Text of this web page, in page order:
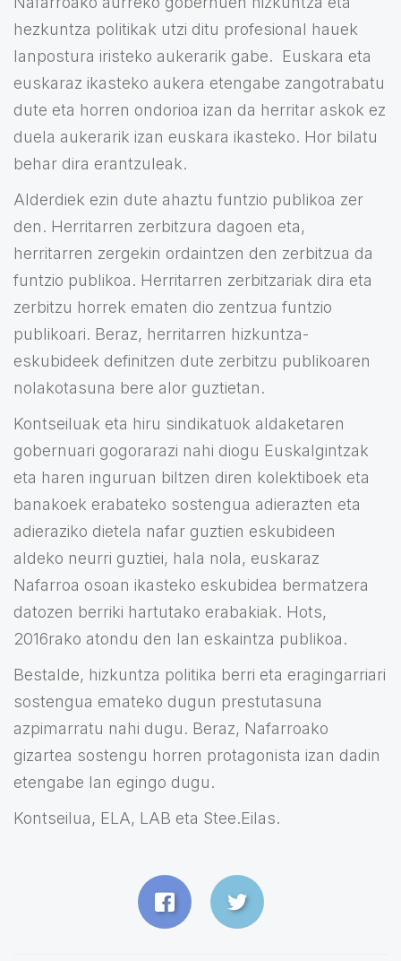
hezkuntza politikak utzi ditu profesional hauek
lanpostura iristeko aukerarik gabe. Euskara eta
euskaraz ikasteko aukera etengabe zangotrabatu
dute eta horren ondorioa izan da herritar askok ez
duela aukerarik izan euskara ikasteko. Hor bilatu
behar dira erantzuleak.
Alderdiek ezin dute ahaztu funtzio publikoa zer
den. Herritarren zerbitzura dagoen eta,
herritarren zergekin ordaintzen den zerbitzua da
funtzio publikoa. Herritarren zerbitzariak dira eta
zerbitzu horrek ematen dio zentzua funtzio
publikoari. Beraz, herritarren hizkuntza-
eskubideek definitzen dute zerbitzu publikoaren
nolakotasuna bere alor guztietan.
Kontseiluak eta hiru sindikatuok aldaketaren
gobernuari gogorarazi nahi diogu Euskalgintzak
eta haren inguruan biltzen diren kolektiboek eta
banakoek erabateko sostengua adierazten eta
adieraziko dietela nafar guztien eskubideen
aldeko neurri guztiei, hala nola, euskaraz
Nafarroa osoan ikasteko eskubidea bermatzera
datozen berriki hartutako erabakiak. Hots,
2016rako atondu den lan eskaintza publikoa.
Bestalde, hizkuntza politika berri eta eragingarriari
sostengua emateko dugun prestutasuna
azpimarratu nahi dugu. Beraz, Nafarroako
gizartea sostengu horren protagonista izan dadin
etengabe lan egingo dugu.
Kontseilua, ELA, LAB eta Stee.Eilas.